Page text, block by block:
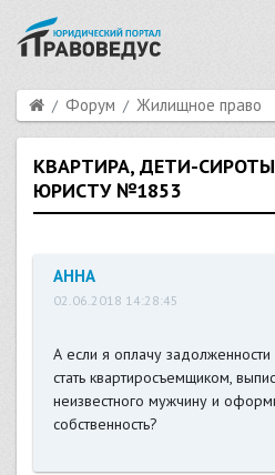
Форум Жилищное право
КВАРТИРА, ДЕТИ-
ЮРИСТУ №1853
АННА
02.06.2018 14:28:45
А если я оплачу
стать квартиросъемщиком,
неизвестного мужчину и
собственность?